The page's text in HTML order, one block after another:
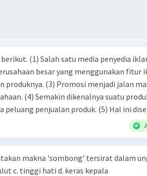
iklan adalah YouTube.
besar yang menggunakan fitur
menjadi jalan masuk bagi
oleh konsumen,
produk. (5) Hal ini disebabkan iklan atau
cara untuk mengenalkan produk
(2)makna 'sombong' tersirat dalam
kepala b. besar mulut c. tinggi hati d. keras kepala